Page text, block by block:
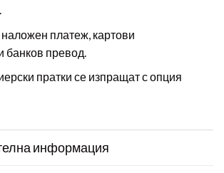
платеж, картови
банков превод.
пратки се изпращат с опция
информация